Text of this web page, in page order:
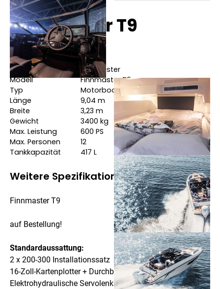
Finnmaster T9
Technische Daten
Hersteller
Finnmaster
Modell
Finnmaster T9
Typ
Motorboote
Länge
9,04 m
Breite
3,23 m
Gewicht
3400 kg
Max. Leistung
600 PS
Max. Personen
12
Tankkapazität
417 L
Weitere Spezifikationen
Finnmaster T9
auf Bestellung!
Standardaussattung:
2 x 200-300 Installationssatz
16-Zoll-Kartenplotter + Durchbruchgeber
Elektrohydraulische Servolenkung